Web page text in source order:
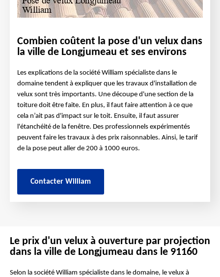
Combien coûtent la pose d'un velux dans
la ville de Longjumeau et ses environs
Les explications de la société William spécialiste dans le
domaine tendent à expliquer que les travaux d'installation de
velux sont très importants. Une découpe d'une section de la
toiture doit être faite. En plus, il faut faire attention à ce que
cela n’ait pas d'impact sur le toit. Ensuite, il faut assurer
l'étanchéité de la fenêtre. Des professionnels expérimentés
peuvent faire les travaux à des prix raisonnables. Ainsi, le tarif
de la pose peut aller de 200 à 1000 euros.
Contacter William
Le prix d'un velux à ouverture par projection
dans la ville de Longjumeau dans le 91160
Selon la société William spécialiste dans le domaine, le velux à